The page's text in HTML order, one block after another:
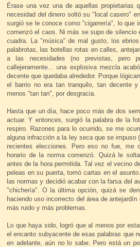
Érase una vez una de aquellas
necesidad del dinero soltó su "local casero"
surgió se le conoce como "cigarrería", lo que
comenzó el caos. Ni más se supo de
cuadra. La "música" de mal gusto, los
palabrotas, las botellas rotas en calles,
a las necesidades (no previstas, pero
callejeramente... una explosiva mezcla
decente que quedaba alrededor. Porque
el barrio no era tan tranquilo, tan decente
menos "tan tan", por desgracia.
Hasta que un día, hace poco más de dos
actuar. Y entonces, surgió la palabra de la
respiro. Razones para lo ocurrido, se me
alguna infracción a la ley seca que se
recientes elecciones. Pero eso no fue, me
horario de la norma comenzó. Quizá le
antes de la hora permitida. Tal vez el vecino
peleas en su puerta, tomó cartas en el
las normas y decidió acabar con la farsa del
"chichería". O la última opción, quizá se
haciendo uso incorrecto del área de
más ruido y más problemas.
Lo que haya sido, logró que al menos por
el encanto subyacente de esas palabras que
en adelante, aún no lo sabe. Pero está un